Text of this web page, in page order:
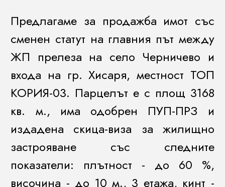
Предлагаме за продажба имот със
сменен статут на главния път между
ЖП прелеза на село Черничево и
входа на гр. Хисаря, местност ТОП
КОРИЯ-03. Парцелът е с площ 3168
кв. м., има одобрен ПУП-ПРЗ и
издадена скица-виза за жилищно
застрояване със следните
показатели: плътност - до 60 %,
височина - до 10 м., 3 етажа, кинт -